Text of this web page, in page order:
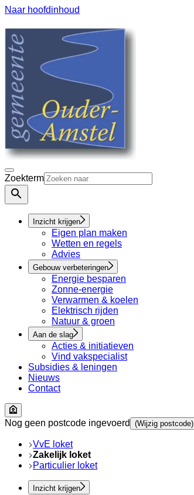
Naar hoofdinhoud
Zoekterm
Inzicht krijgen
Eigen plan maken
Wetten en regels
Advies
Gebouw verbeteringen
Energie besparen
Zonne-energie
Verwarmen & koelen
Elektrisch rijden
Natuur & groen
Aan de slag
Acties & initiatieven
Vind vakspecialist
Subsidies & leningen
Nieuws
Contact
Nog geen postcode ingevoerd (Wijzig postcode)
VvE loket
Zakelijk loket
Particulier loket
Inzicht krijgen